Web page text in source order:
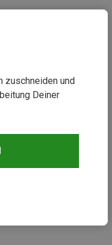
zuschneiden und
Deiner